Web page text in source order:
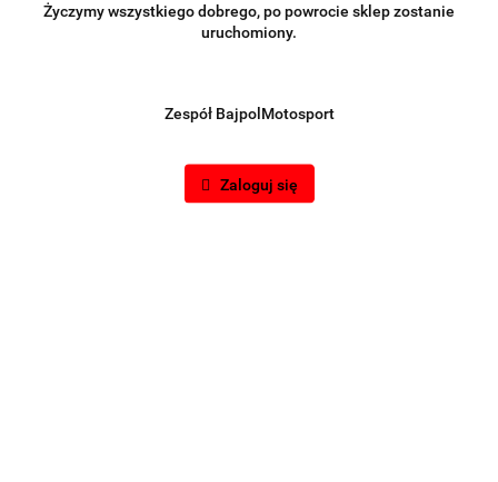
Życzymy wszystkiego dobrego, po powrocie sklep zostanie
uruchomiony.
Zespół BajpolMotosport
Zaloguj się